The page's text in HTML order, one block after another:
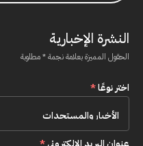
النشرة الإخبارية
الحقول المميزة بعلامة نجمة * مطلوبة
اختر نوعًا*
عنوان البريد الإلكتروني *